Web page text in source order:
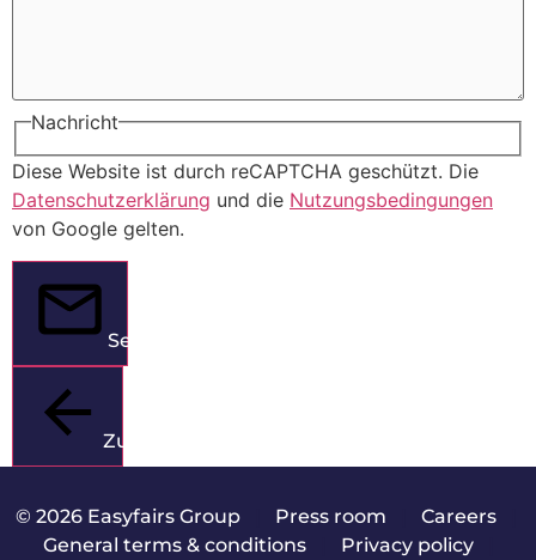
Nachricht
Diese Website ist durch reCAPTCHA geschützt. Die
Datenschutzerklärung und die Nutzungsbedingungen
von Google gelten.
Senden
Zurück
© 2026 Easyfairs Group| Press room Careers|
General terms & conditions| Privacy policy|